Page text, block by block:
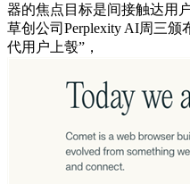
器的焦点目标是间接触达用
草创公司Perplexity AI周三颁
代用户上彀”，